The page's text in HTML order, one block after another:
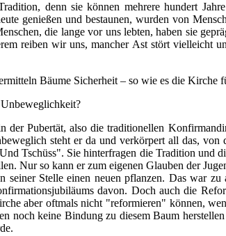
denn sie können mehrere hundert
genießen und bestaunen, wurden von
die lange vor uns lebten, haben sie
reiben wir uns, mancher Ast stört vielleicht
Bäume Sicherheit – so wie es die Kirche
der Pubertät, also die traditionellen
steht er da und verkörpert all das, von
Tschüss". Sie hinterfragen die Tradition und
Nur so kann er zum eigenen Glauben der
seiner Stelle einen neuen pflanzen. Das war
davon. Doch auch die
aber oftmals nicht "reformieren" können,
noch keine Bindung zu diesem Baum